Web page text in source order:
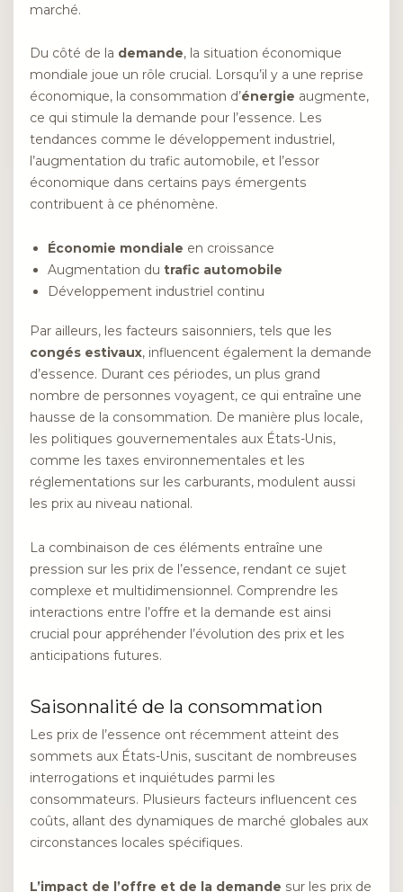
marché.
Du côté de la demande, la situation économique
mondiale joue un rôle crucial. Lorsqu’il y a une reprise
économique, la consommation d’énergie augmente,
ce qui stimule la demande pour l’essence. Les
tendances comme le développement industriel,
l’augmentation du trafic automobile, et l’essor
économique dans certains pays émergents
contribuent à ce phénomène.
Économie mondiale en croissance
Augmentation du trafic automobile
Développement industriel continu
Par ailleurs, les facteurs saisonniers, tels que les
congés estivaux, influencent également la demande
d’essence. Durant ces périodes, un plus grand
nombre de personnes voyagent, ce qui entraîne une
hausse de la consommation. De manière plus locale,
les politiques gouvernementales aux États-Unis,
comme les taxes environnementales et les
réglementations sur les carburants, modulent aussi
les prix au niveau national.
La combinaison de ces éléments entraîne une
pression sur les prix de l’essence, rendant ce sujet
complexe et multidimensionnel. Comprendre les
interactions entre l’offre et la demande est ainsi
crucial pour appréhender l’évolution des prix et les
anticipations futures.
Saisonnalité de la consommation
Les prix de l’essence ont récemment atteint des
sommets aux États-Unis, suscitant de nombreuses
interrogations et inquiétudes parmi les
consommateurs. Plusieurs facteurs influencent ces
coûts, allant des dynamiques de marché globales aux
circonstances locales spécifiques.
L’impact de l’offre et de la demande sur les prix de